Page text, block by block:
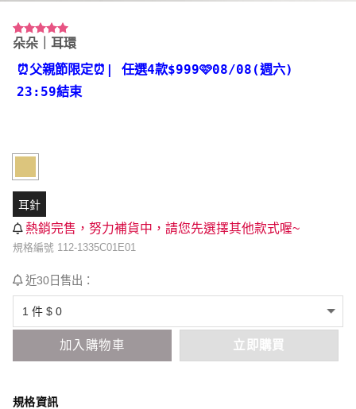
評分
5.00
1
位顧客進行
評分
朵朵｜耳環
⏰父親節限定⏰ | 任選4款$999🩷08/08(週六)
23:59結束
耳針
熱銷完售，努力補貨中，請您先選擇其他款式喔~
規格編號 112-1335C01E01
近30日售出：
加入購物車 立即購買
規格資訊